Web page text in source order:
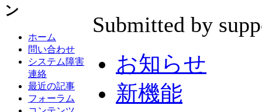
ン
ホーム
問い合わせ
システム障害
連絡
最近の記事
フォーラム
Submitted by
お知らせ
新機能